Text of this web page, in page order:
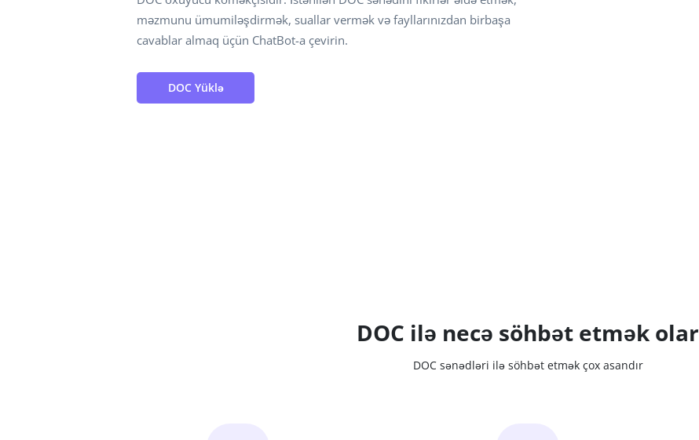
məzmunu ümumiləşdirmək, suallar vermək və fayllarınızdan birbaşa
cavablar almaq üçün ChatBot-a çevirin.
DOC Yüklə
DOC ilə necə söhbət etmək olar
DOC sənədləri ilə söhbət etmək çox asandır